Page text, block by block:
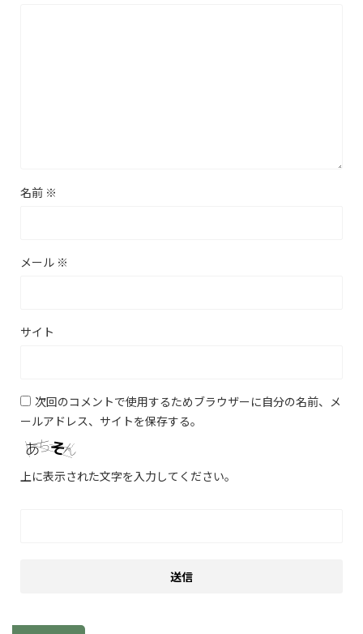
名前 ※
メール ※
サイト
次回のコメントで使用するためブラウザーに自分の名前、メ
ールアドレス、サイトを保存する。
上に表示された文字を入力してください。